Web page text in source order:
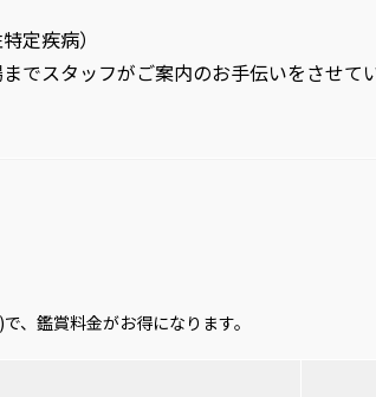
定疾病）
でスタッフがご案内のお手伝いをさせて
、鑑賞料金がお得になります。